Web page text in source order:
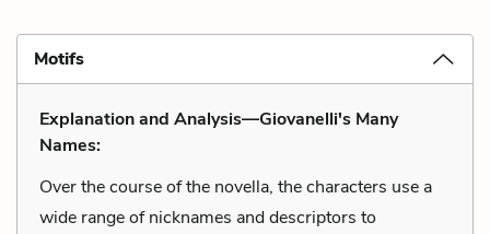
Motifs
Explanation and Analysis—Giovanelli's Many
Names:
Over the course of the novella, the characters use a
wide range of nicknames and descriptors to